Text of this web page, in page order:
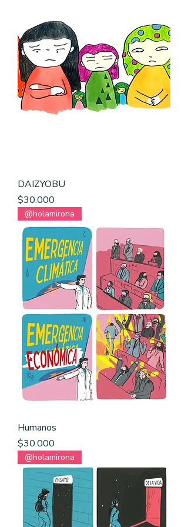
DAIZYOBU
Precio
$30.000
@holamirona
Humanos
Precio
$30.000
@holamirona